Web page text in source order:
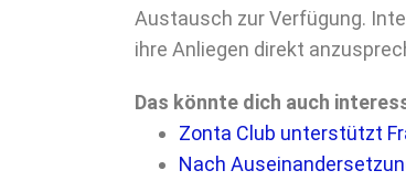
Austausch zur Verfügung.
ihre Anliegen direkt
Das könnte dich auch
Zonta Club unterstützt
Nach